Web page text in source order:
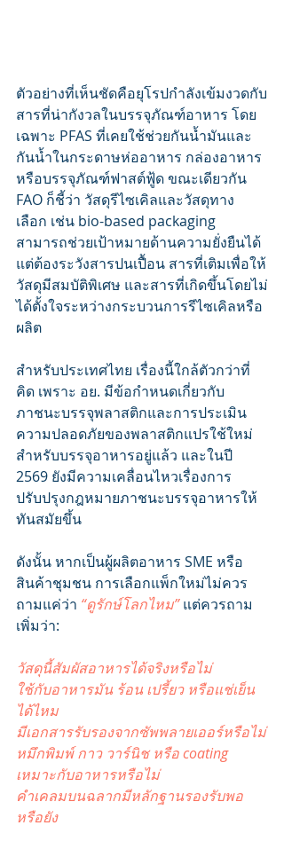
ตัวอย่างที่เห็นชัดคือยุโรปกำลังเข้มงวดกับ
สารที่น่ากังวลในบรรจุภัณฑ์อาหาร โดย
เฉพาะ PFAS ที่เคยใช้ช่วยกันน้ำมันและ
กันน้ำในกระดาษห่ออาหาร กล่องอาหาร
หรือบรรจุภัณฑ์ฟาสต์ฟู้ด ขณะเดียวกัน
FAO ก็ชี้ว่า วัสดุรีไซเคิลและวัสดุทาง
เลือก เช่น bio-based packaging
สามารถช่วยเป้าหมายด้านความยั่งยืนได้
แต่ต้องระวังสารปนเปื้อน สารที่เติมเพื่อให้
วัสดุมีสมบัติพิเศษ และสารที่เกิดขึ้นโดยไม่
ได้ตั้งใจระหว่างกระบวนการรีไซเคิลหรือ
ผลิต
สำหรับประเทศไทย เรื่องนี้ใกล้ตัวกว่าที่
คิด เพราะ อย. มีข้อกำหนดเกี่ยวกับ
ภาชนะบรรจุพลาสติกและการประเมิน
ความปลอดภัยของพลาสติกแปรใช้ใหม่
สำหรับบรรจุอาหารอยู่แล้ว และในปี
2569 ยังมีความเคลื่อนไหวเรื่องการ
ปรับปรุงกฎหมายภาชนะบรรจุอาหารให้
ทันสมัยขึ้น
ดังนั้น หากเป็นผู้ผลิตอาหาร SME หรือ
สินค้าชุมชน การเลือกแพ็กใหม่ไม่ควร
ถามแค่ว่า “ดูรักษ์โลกไหม” แต่ควรถาม
เพิ่มว่า:
วัสดุนี้สัมผัสอาหารได้จริงหรือไม่
ใช้กับอาหารมัน ร้อน เปรี้ยว หรือแช่เย็น
ได้ไหม
มีเอกสารรับรองจากซัพพลายเออร์หรือไม่
หมึกพิมพ์ กาว วาร์นิช หรือ coating
เหมาะกับอาหารหรือไม่
คำเคลมบนฉลากมีหลักฐานรองรับพอ
หรือยัง